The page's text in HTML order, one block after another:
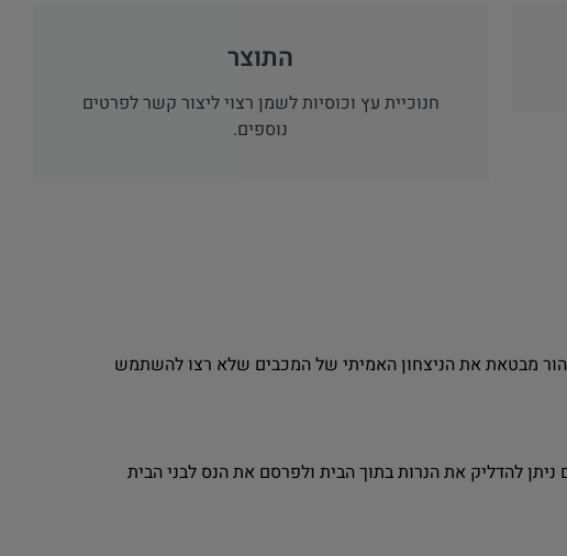
התוצר
חנוכיית עץ וכוסיות לשמן רצוי ליצור קשר לפרטים
נוספים.
מבטאת את הניצחון האמיתי של המכבים שלא רצו להשתמש
להדליק את הנרות בתוך הבית ולפרסם את הנס לבני הבית